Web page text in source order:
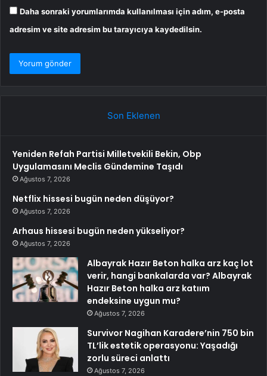
Daha sonraki yorumlarımda kullanılması için adım, e-posta
adresim ve site adresim bu tarayıcıya kaydedilsin.
Son Eklenen
Yeniden Refah Partisi Milletvekili Bekin, Obp
Uygulamasını Meclis Gündemine Taşıdı
Ağustos 7, 2026
Netflix hissesi bugün neden düşüyor?
Ağustos 7, 2026
Arhaus hissesi bugün neden yükseliyor?
Ağustos 7, 2026
Albayrak Hazır Beton halka arz kaç lot
verir, hangi bankalarda var? Albayrak
Hazır Beton halka arz katıım
endeksine uygun mu?
Ağustos 7, 2026
Survivor Nagihan Karadere’nin 750 bin
TL’lik estetik operasyonu: Yaşadığı
zorlu süreci anlattı
Ağustos 7, 2026